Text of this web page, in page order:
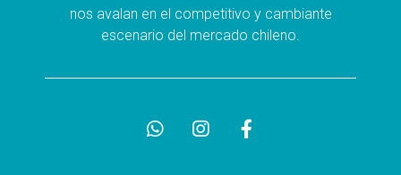
nos avalan en el competitivo y cambiante
escenario del mercado chileno.